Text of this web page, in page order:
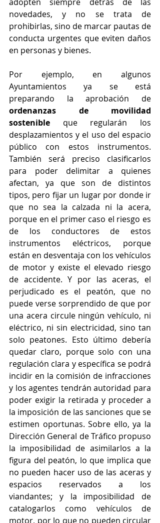
novedades, y no se trata de
prohibirlas, sino de marcar pautas de
conducta urgentes que eviten daños
en personas y bienes.
Por ejemplo, en algunos
Ayuntamientos ya se está
ordenanzas de movilidad
sostenible que regularán los
desplazamientos y el uso del espacio
público con estos instrumentos.
También será preciso clasificarlos
para poder delimitar a quienes
afectan, ya que son de distintos
tipos, pero fijar un lugar por donde ir
que no sea la calzada ni la acera,
porque en el primer caso el riesgo es
de los conductores de estos
instrumentos eléctricos, porque
están en desventaja con los vehículos
de motor y existe el elevado riesgo
de accidente. Y por las aceras, el
perjudicado es el peatón, que no
puede verse sorprendido de que por
una acera circule ningún vehículo, ni
eléctrico, ni sin electricidad, sino tan
solo peatones. Esto último debería
quedar claro, porque solo con una
regulación clara y específica se podrá
incidir en la comisión de infracciones
y los agentes tendrán autoridad para
poder exigir la retirada y proceder a
la imposición de las sanciones que se
estimen oportunas. Sobre ello, ya la
Dirección General de Tráfico propuso
la imposibilidad de asimilarlos a la
figura del peatón, lo que implica que
no pueden hacer uso de las aceras y
espacios reservados a los
viandantes; y la imposibilidad de
catalogarlos como vehículos de
motor, por lo que no pueden circular